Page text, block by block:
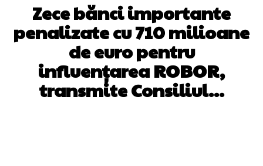
Zece bănci importante
penalizate cu 710 milioane
de euro pentru
influențarea ROBOR,
transmite Consiliul…